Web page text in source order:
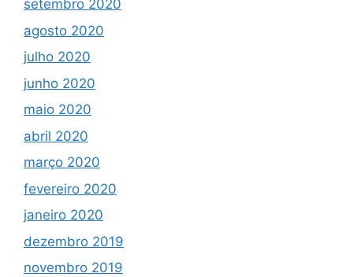
setembro 2020
agosto 2020
julho 2020
junho 2020
maio 2020
abril 2020
março 2020
fevereiro 2020
janeiro 2020
dezembro 2019
novembro 2019